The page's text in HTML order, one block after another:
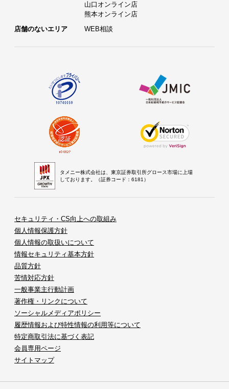
山口オンライン店
熊本オンライン店
店舗のないエリア
WEB相談
タメニー株式会社は、東京証券取引所グロース市場に上場
しております。（証券コード：6181）
セキュリティ・CS向上への取組み
個人情報保護方針
個人情報の取扱いについて
情報セキュリティ基本方針
品質方針
苦情対応方針
一般事業主行動計画
著作権・リンクについて
ソーシャルメディアポリシー
履歴情報および特性情報の利用等について
特定商取引法に基づく表記
会員専用ページ
サイトマップ